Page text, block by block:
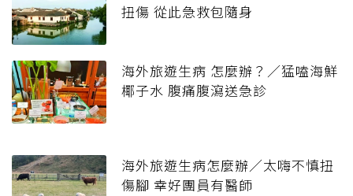
扭傷 從此急救包隨身
海外旅遊生病 怎麼辦？／猛嗑海鮮
椰子水 腹痛腹瀉送急診
海外旅遊生病怎麼辦／太嗨不慎扭
傷腳 幸好團員有醫師